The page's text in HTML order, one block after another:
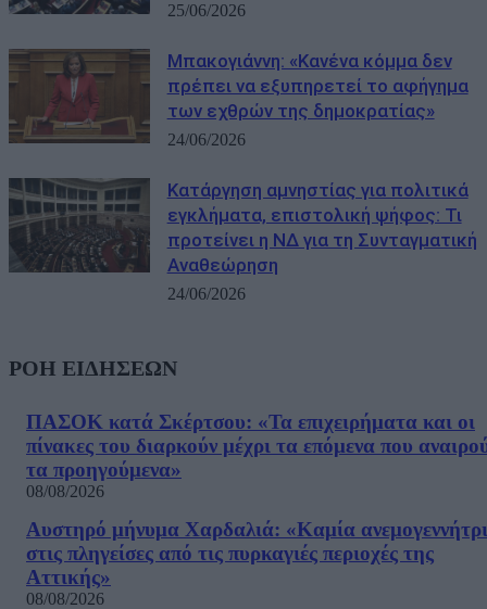
25/06/2026
Μπακογιάννη: «Κανένα κόμμα δεν
πρέπει να εξυπηρετεί το αφήγημα
των εχθρών της δημοκρατίας»
24/06/2026
Κατάργηση αμνηστίας για πολιτικά
εγκλήματα, επιστολική ψήφος: Τι
προτείνει η ΝΔ για τη Συνταγματική
Αναθεώρηση
24/06/2026
ΡΟΗ ΕΙΔΗΣΕΩΝ
ΠΑΣΟΚ κατά Σκέρτσου: «Τα επιχειρήματα και οι
πίνακες του διαρκούν μέχρι τα επόμενα που
τα προηγούμενα»
08/08/2026
Αυστηρό μήνυμα Χαρδαλιά: «Καμία
στις πληγείσες από τις πυρκαγιές περιοχές της
Αττικής»
08/08/2026